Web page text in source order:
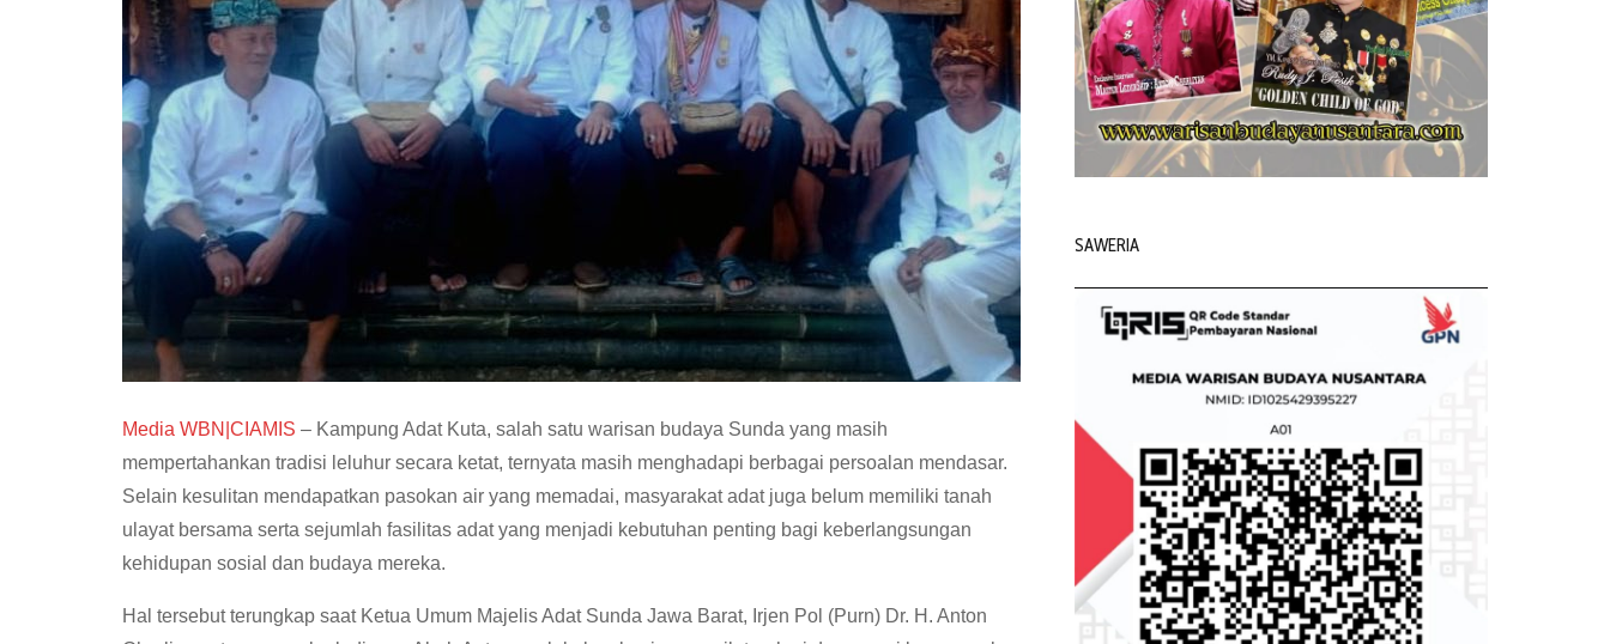
Media WBN|CIAMIS – Kampung Adat Kuta, salah satu warisan budaya Sunda yang masih
mempertahankan tradisi leluhur secara ketat, ternyata masih menghadapi berbagai persoalan mendasar.
Selain kesulitan mendapatkan pasokan air yang memadai, masyarakat adat juga belum memiliki tanah
ulayat bersama serta sejumlah fasilitas adat yang menjadi kebutuhan penting bagi keberlangsungan
kehidupan sosial dan budaya mereka.
Hal tersebut terungkap saat Ketua Umum Majelis Adat Sunda Jawa Barat, Irjen Pol (Purn) Dr. H. Anton
SAWERIA